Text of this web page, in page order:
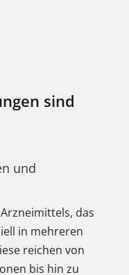
sind
und
das
in mehreren
reichen von
bis hin zu